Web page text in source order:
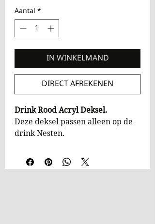
Aantal*
IN WINKELMAND
DIRECT AFREKENEN
Drink Rood Acryl Deksel.
Deze deksel passen alleen op de
drink Nesten.